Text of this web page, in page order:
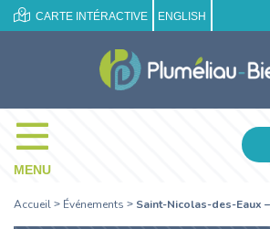
CARTE INTÉRACTIVE ENGLISH
MENU
Accueil > Événements > Saint-Nicolas-des-Eaux